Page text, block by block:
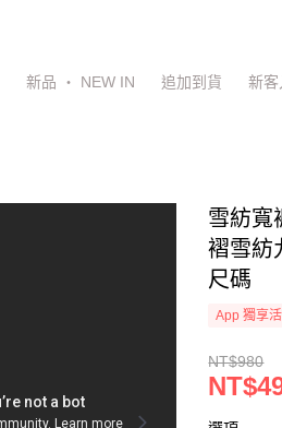
新品 ‧ NEW IN 追加到貨 新客
雪紡寬
褶雪紡
尺碼
App 獨享
NT$980